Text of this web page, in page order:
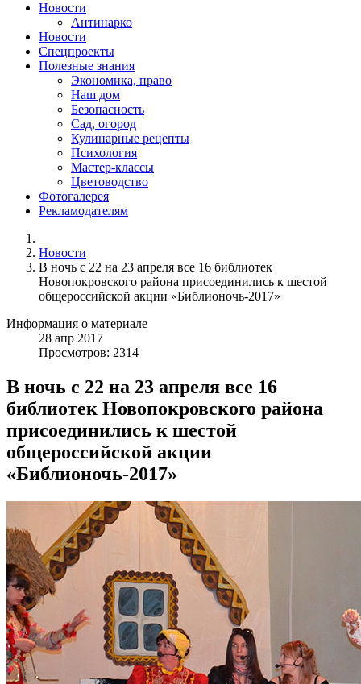
Новости
Антинарко
Новости
Спецпроекты
Полезные знания
Экономика, право
Наш дом
Безопасность
Сад, огород
Кулинарные рецепты
Психология
Мастер-классы
Цветоводство
Фотогалерея
Рекламодателям
Новости
В ночь с 22 на 23 апреля все 16 библиотек
Новопокровского района присоединились к шестой
общероссийской акции «Библионочь-2017»
Информация о материале
28 апр 2017
Просмотров: 2314
В ночь с 22 на 23 апреля все 16
библиотек Новопокровского района
присоединились к шестой
общероссийской акции
«Библионочь-2017»